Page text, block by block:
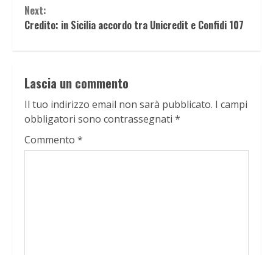
Next:
Credito: in Sicilia accordo tra Unicredit e Confidi 107
Lascia un commento
Il tuo indirizzo email non sarà pubblicato. I campi
obbligatori sono contrassegnati *
Commento *